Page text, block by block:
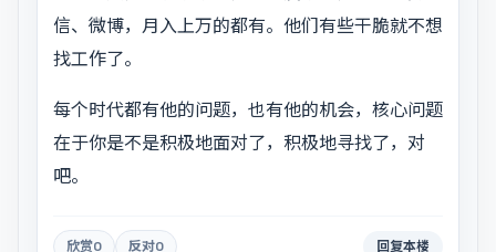
信、微博，月入上万的都有。他们有些干脆就不想
找工作了。
每个时代都有他的问题，也有他的机会，核心问题
在于你是不是积极地面对了，积极地寻找了，对
吧。
欣赏0 反对0 回复本楼